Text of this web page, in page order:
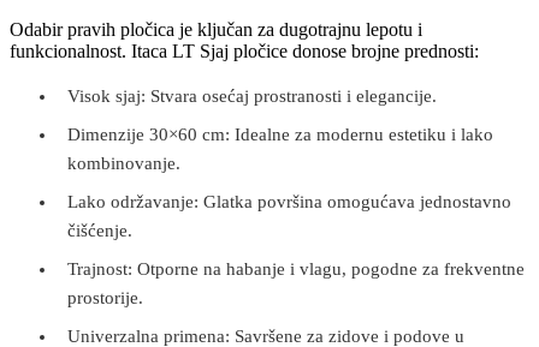
Odabir pravih pločica je ključan za dugotrajnu lepotu i
funkcionalnost. Itaca LT Sjaj pločice donose brojne prednosti:
Visok sjaj: Stvara osećaj prostranosti i elegancije.
Dimenzije 30×60 cm: Idealne za modernu estetiku i lako
kombinovanje.
Lako održavanje: Glatka površina omogućava jednostavno
čišćenje.
Trajnost: Otporne na habanje i vlagu, pogodne za frekventne
prostorije.
Univerzalna primena: Savršene za zidove i podove u